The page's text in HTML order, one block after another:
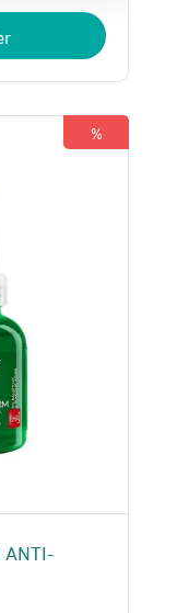
%
ANTI-